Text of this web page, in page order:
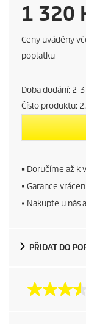
C
u
r
r
e
n
t
p
r
o
u
1 320
Ceny uváděny
poplatku
Doba dodání: 2-
Číslo produktu:
■ Doručíme až k
■ Garance
■ Nakupte u nás a
PŘIDAT DO